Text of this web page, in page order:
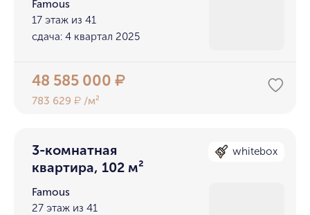
Famous
17 этаж из 41
сдача: 4 квартал 2025
48 585 000₽
783 629₽ /м²
3-комнатная
квартира, 102 м²
whitebox
Famous
27 этаж из 41